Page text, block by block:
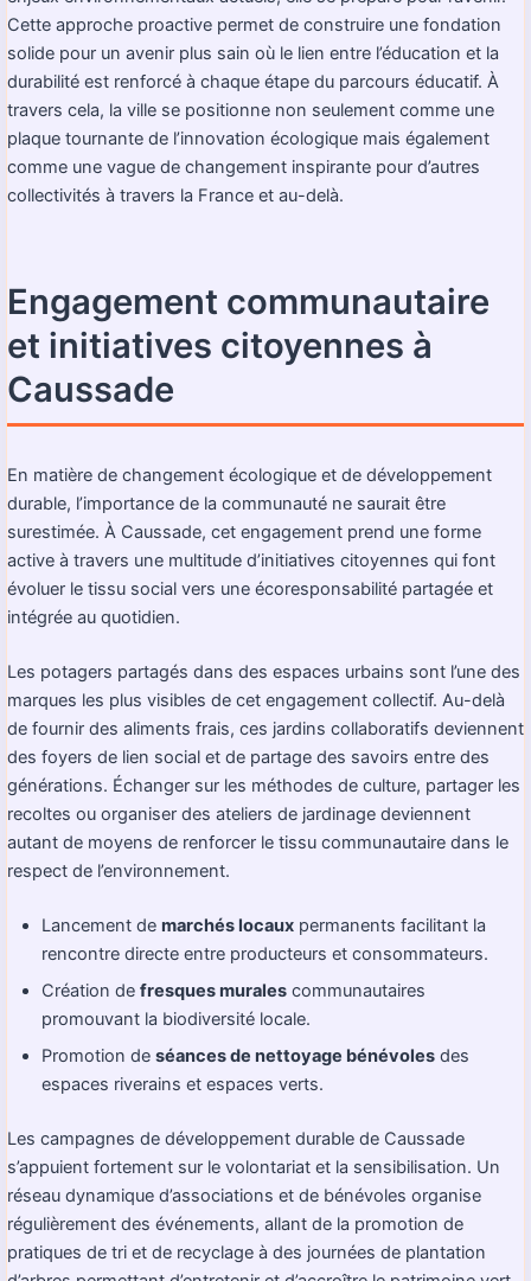
Cette approche proactive permet de construire une fondation
solide pour un avenir plus sain où le lien entre l’éducation et la
durabilité est renforcé à chaque étape du parcours éducatif. À
travers cela, la ville se positionne non seulement comme une
plaque tournante de l’innovation écologique mais également
comme une vague de changement inspirante pour d’autres
collectivités à travers la France et au-delà.
Engagement communautaire
et initiatives citoyennes à
Caussade
En matière de changement écologique et de développement
durable, l’importance de la communauté ne saurait être
surestimée. À Caussade, cet engagement prend une forme
active à travers une multitude d’initiatives citoyennes qui font
évoluer le tissu social vers une écoresponsabilité partagée et
intégrée au quotidien.
Les potagers partagés dans des espaces urbains sont l’une des
marques les plus visibles de cet engagement collectif. Au-delà
de fournir des aliments frais, ces jardins collaboratifs deviennent
des foyers de lien social et de partage des savoirs entre des
générations. Échanger sur les méthodes de culture, partager les
recoltes ou organiser des ateliers de jardinage deviennent
autant de moyens de renforcer le tissu communautaire dans le
respect de l’environnement.
Lancement demarchés locaux permanents facilitant la
rencontre directe entre producteurs et consommateurs.
Création defresques murales communautaires
promouvant la biodiversité locale.
Promotion deséances de nettoyage bénévoles des
espaces riverains et espaces verts.
Les campagnes de développement durable de Caussade
s’appuient fortement sur le volontariat et la sensibilisation. Un
réseau dynamique d’associations et de bénévoles organise
régulièrement des événements, allant de la promotion de
pratiques de tri et de recyclage à des journées de plantation